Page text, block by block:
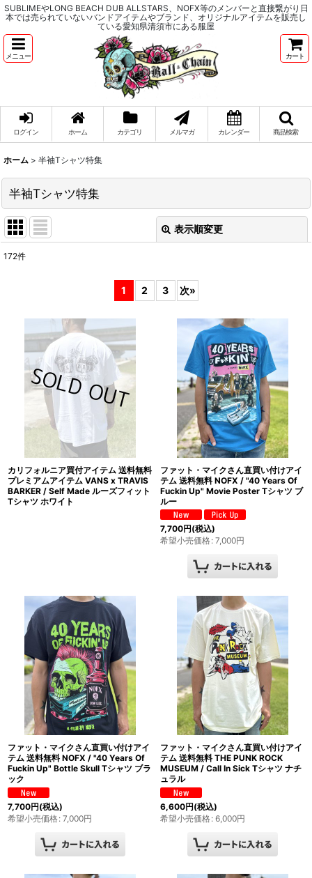
SUBLIMEやLONG BEACH DUB ALLSTARS、NOFX等のメンバーと直接繋がり日
本では売られていないバンドアイテムやブランド、オリジナルアイテムを販売し
ている愛知県清須市にある服屋
メニュー カート
ログイン ホーム カテゴリ メルマガ カレンダー 商品検索
ホーム > 半袖Tシャツ特集
半袖Tシャツ特集
表示順変更
172件
1 2 3 次»
カリフォルニア買付アイテム 送料無料
プレミアムアイテム VANS x TRAVIS
BARKER / Self Made ルーズフィット
Tシャツ ホワイト
ファット・マイクさん直買い付けアイ
テム 送料無料 NOFX / "40 Years Of
Fuckin Up" Movie Poster Tシャツ ブ
ルー
7,700円(税込)
希望小売価格: 7,000円
ファット・マイクさん直買い付けアイ
テム 送料無料 NOFX / "40 Years Of
Fuckin Up" Bottle Skull Tシャツ ブラ
ック
7,700円(税込)
希望小売価格: 7,000円
ファット・マイクさん直買い付けアイ
テム 送料無料 THE PUNK ROCK
MUSEUM / Call In Sick Tシャツ ナチ
ュラル
6,600円(税込)
希望小売価格: 6,000円